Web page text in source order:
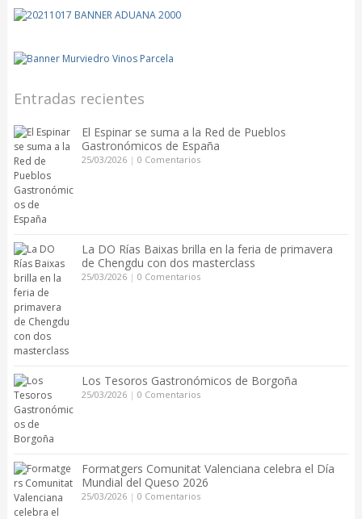
Entradas recientes
El Espinar se suma a la Red de Pueblos
Gastronómicos de España
25/03/2026| 0 Comentarios
La DO Rías Baixas brilla en la feria de primavera
de Chengdu con dos masterclass
25/03/2026| 0 Comentarios
Los Tesoros Gastronómicos de Borgoña
25/03/2026| 0 Comentarios
Formatgers Comunitat Valenciana celebra el Día
Mundial del Queso 2026
25/03/2026| 0 Comentarios